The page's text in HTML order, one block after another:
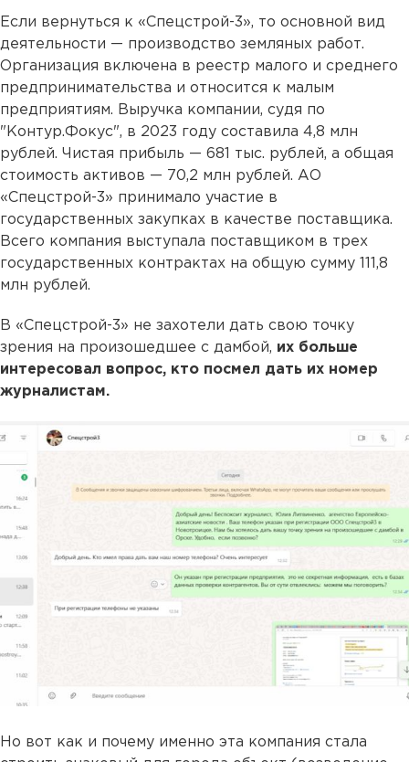
Если вернуться к «Спецстрой-3», то основной вид
деятельности — производство земляных работ.
Организация включена в реестр малого и среднего
предпринимательства и относится к малым
предприятиям. Выручка компании, судя по
"Контур.Фокус", в 2023 году составила 4,8 млн
рублей. Чистая прибыль — 681 тыс. рублей, а общая
стоимость активов — 70,2 млн рублей. АО
«Спецстрой-3» принимало участие в
государственных закупках в качестве поставщика.
Всего компания выступала поставщиком в трех
государственных контрактах на общую сумму 111,8
млн рублей.
В «Спецстрой-3» не захотели дать свою точку
зрения на произошедшее с дамбой, их больше
интересовал вопрос, кто посмел дать их номер
журналистам.
Но вот как и почему именно эта компания стала